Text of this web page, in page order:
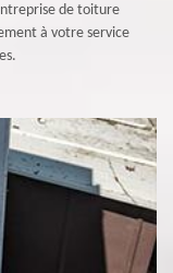
de toiture
à votre service